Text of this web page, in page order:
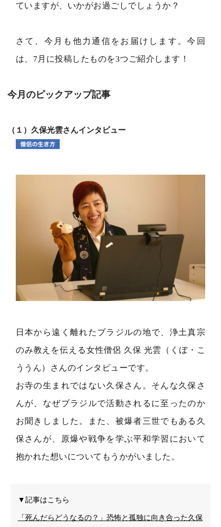
ていますが、いかがお過ごしでしょうか？
さて、今月も他力通信をお届けします。今回
は、7月に投稿したものを3つご紹介します！
今月のピックアップ記事
（１）久保光雲さんインタビュー
日本から遠く離れたブラジルの地で、浄土真宗
のみ教えを伝える女性僧侶 久保 光雲（くぼ・こ
ううん）さんのインタビューです。
お寺の生まれではない久保さん。そんな久保さ
んが、なぜブラジルで活動されるに至ったのか
お聞きしました。また、被爆者三世でもある久
保さんが、原爆や戦争を学ぶ平和学習において
抱かれた想いについてもうかがいました。
▼記事はこちら
「死んだらどうなるの？」恐怖と孤独に向き合った久保